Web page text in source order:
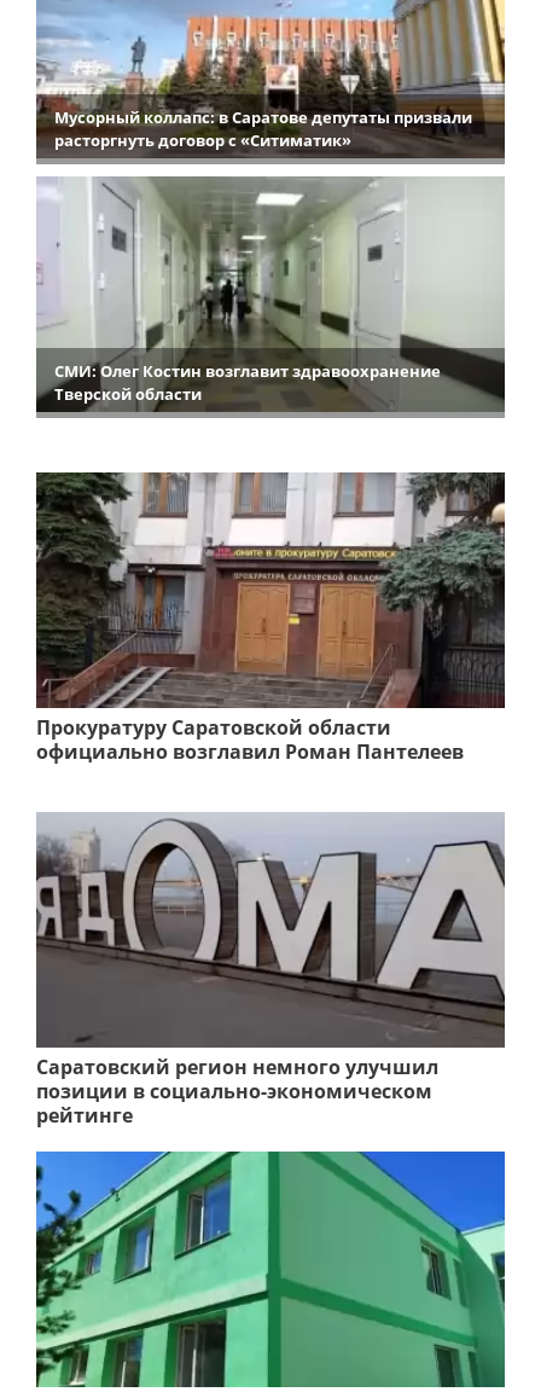
Мусорный коллапс: в Саратове депутаты призвали
расторгнуть договор с «Ситиматик»
СМИ: Олег Костин возглавит здравоохранение
Тверской области
Прокуратуру Саратовской области
официально возглавил Роман Пантелеев
Саратовский регион немного улучшил
позиции в социально-экономическом
рейтинге